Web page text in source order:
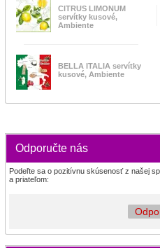
CITRUS LIMONUM
servítky kusové,
Ambiente
BELLA ITALIA servítky
kusové, Ambiente
Odporučte nás
Podeľte sa o pozitívnu skúsenosť z našej
a priateľom: